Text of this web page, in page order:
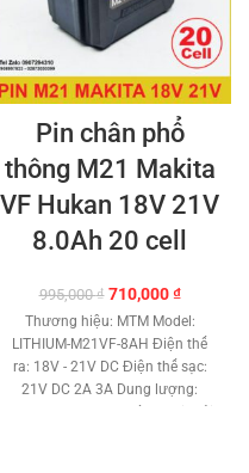
Pin chân phổ
thông M21 Makita
VF Hukan 18V 21V
8.0Ah 20 cell
995,000₫ Giá
gốc
là:
995,000 ₫.
710,000₫Giá
hiện
tại
710,000
Thương hiệu: MTM Model:
LITHIUM-M21VF-8AH Điện thế
ra: 18V - 21V DC Điện thế sạc:
21V DC 2A 3A Dung lượng: